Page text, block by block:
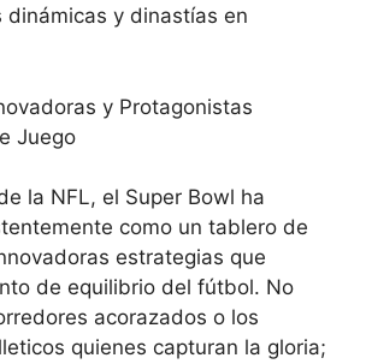
dinámicas y dinastías en
y Protagonistas
Juego
la NFL, el Super Bowl ha
como un tablero de
estrategias que
de equilibrio del fútbol. No
acorazados o los
quienes capturan la gloria;